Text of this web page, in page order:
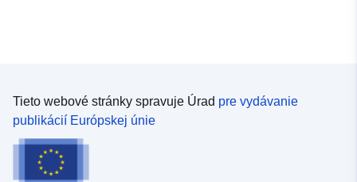
Tieto webové stránky spravuje Úrad pre vydávanie
publikácií Európskej únie